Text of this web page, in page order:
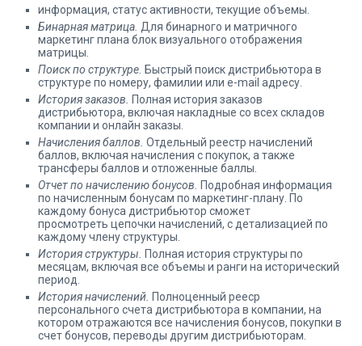
информация, статус активности, текущие объемы.
Бинарная матрица. Для бинарного и матричного
маркетинг плана блок визуального отображения
матрицы.
Поиск по структуре. Быстрый поиск дистрибьютора в
структуре по номеру, фамилии или e-mail адресу.
История заказов.
Полная история заказов
дистрибьютора, включая накладные со всех складов
компании и онлайн заказы.
Начисления баллов. Отдельный реестр начислений
баллов, включая начисления с покупок, а также
трансферы баллов и отложенные баллы.
Отчет по начислению бонусов.
Подробная информация
по начисленным бонусам по маркетинг-плану. По
каждому бонуса дистрибьютор сможет
просмотреть цепочки начислений, с детализацией по
каждому члену структуры.
История структуры.
Полная история структуры по
месяцам, включая все объемы и ранги на исторический
период.
История начислений. Полноценный рееср
персонального счета дистрибьютора в компании, на
котором отражаются все начисления бонусов, покупки в
счет бонусов, переводы другим дистрибьюторам.